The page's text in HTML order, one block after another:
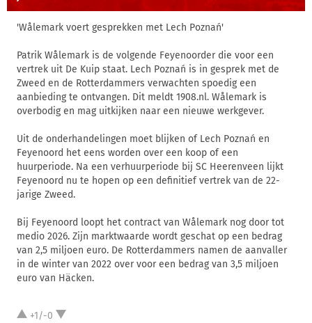
'Wålemark voert gesprekken met Lech Poznań'
Patrik Wålemark is de volgende Feyenoorder die voor een
vertrek uit De Kuip staat. Lech Poznań is in gesprek met de
Zweed en de Rotterdammers verwachten spoedig een
aanbieding te ontvangen. Dit meldt 1908.nl. Wålemark is
overbodig en mag uitkijken naar een nieuwe werkgever.
Uit de onderhandelingen moet blijken of Lech Poznań en
Feyenoord het eens worden over een koop of een
huurperiode. Na een verhuurperiode bij SC Heerenveen lijkt
Feyenoord nu te hopen op een definitief vertrek van de 22-
jarige Zweed.
Bij Feyenoord loopt het contract van Wålemark nog door tot
medio 2026. Zijn marktwaarde wordt geschat op een bedrag
van 2,5 miljoen euro. De Rotterdammers namen de aanvaller
in de winter van 2022 over voor een bedrag van 3,5 miljoen
euro van Häcken.
+1/-0